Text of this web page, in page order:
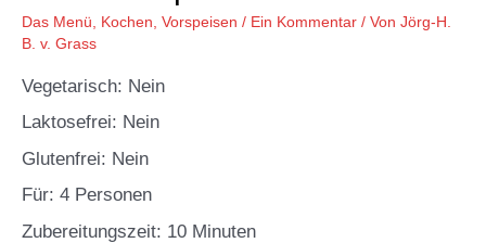
Das Menü Kochen Vorspeisen / Ein Kommentar / Von Jörg-H.
B. v. Grass
Vegetarisch: Nein
Laktosefrei: Nein
Glutenfrei: Nein
Für: 4 Personen
Zubereitungszeit: 10 Minuten